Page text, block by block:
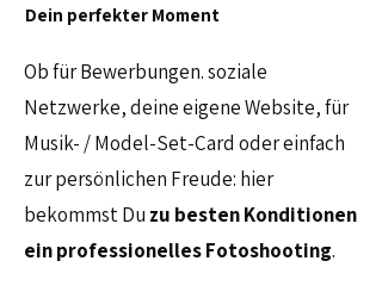
Dein perfekter Moment
Ob für Bewerbungen. soziale
Netzwerke, deine eigene Website, für
Musik- / Model-Set-Card oder einfach
zur persönlichen Freude: hier
bekommst Du zu besten Konditionen
ein professionelles Fotoshooting.